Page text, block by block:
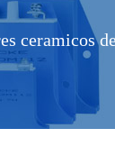
ceramicos